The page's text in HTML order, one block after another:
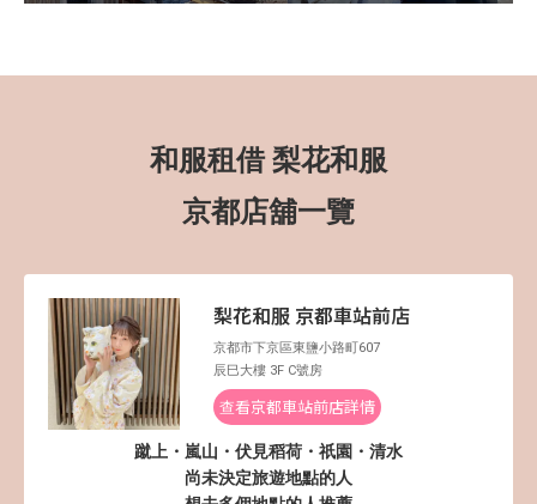
和服租借 梨花和服
京都店舖一覽
梨花和服 京都車站前店
京都市下京區東鹽小路町607
辰巳大樓 3F C號房
查看京都車站前店詳情
蹴上・嵐山・伏見稻荷・祇園・清水
尚未決定旅遊地點的人